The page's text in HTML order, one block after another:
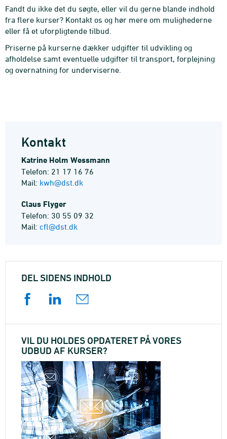
Fandt du ikke det du søgte, eller vil du gerne blande indhold
fra flere kurser? Kontakt os og hør mere om mulighederne
eller få et uforpligtende tilbud.
Priserne på kurserne dækker udgifter til udvikling og
afholdelse samt eventuelle udgifter til transport, forplejning
og overnatning for underviserne.
Kontakt
Katrine Holm Wessmann
Telefon: 21 17 16 76
Mail: kwh@dst.dk
Claus Flyger
Telefon: 30 55 09 32
Mail: cfl@dst.dk
DEL SIDENS INDHOLD
VIL DU HOLDES OPDATERET PÅ VORES
UDBUD AF KURSER?